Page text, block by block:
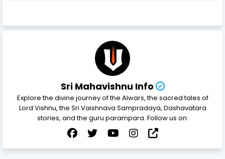
Sri Mahavishnu Info
Explore the divine journey of the Alwars, the sacred tales of
Lord Vishnu, the Sri Vaishnava Sampradaya, Dashavatara
stories, and the guru parampara. Follow us on: